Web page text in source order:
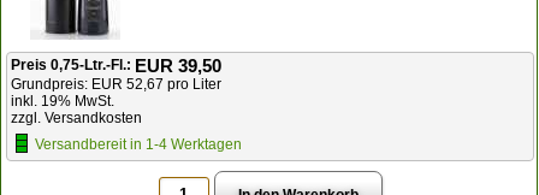
Preis 0,75-Ltr.-Fl.: EUR 39,50
Grundpreis: EUR 52,67 pro Liter
inkl. 19% MwSt.
zzgl. Versandkosten
Versandbereit in 1-4 Werktagen